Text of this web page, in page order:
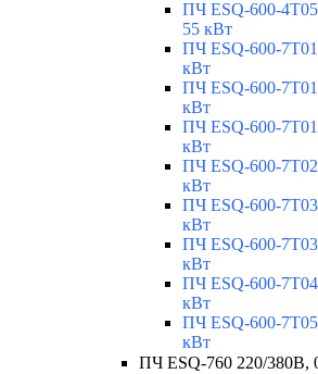
ПЧ ESQ-600-
55 кВт
ПЧ ESQ-600-
кВт
ПЧ ESQ-600-
кВт
ПЧ ESQ-600-
кВт
ПЧ ESQ-600-
кВт
ПЧ ESQ-600-
кВт
ПЧ ESQ-600-
кВт
ПЧ ESQ-600-
кВт
ПЧ ESQ-600-
кВт
ПЧ ESQ-760 220/380В,